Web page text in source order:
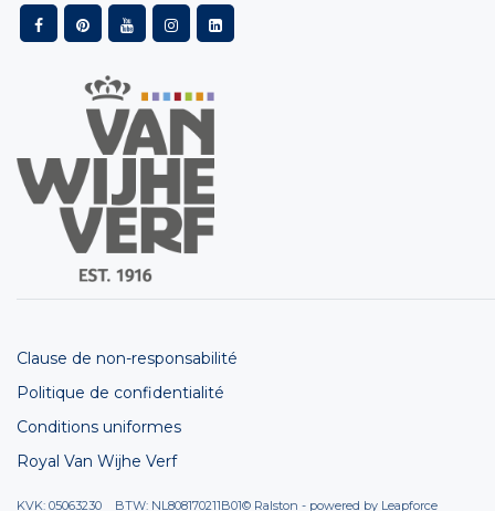
Clause de non-responsabilité
Politique de confidentialité
Conditions uniformes
Royal Van Wijhe Verf
KVK: 05063230 BTW: NL808170211B01© Ralston - powered by Leapforce